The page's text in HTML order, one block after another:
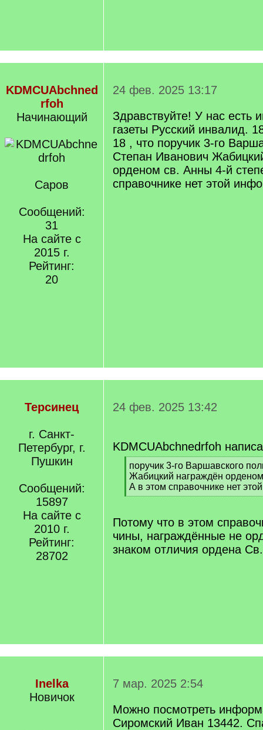
KDMCUAbchned
rfoh
Начинающий
Саров
Сообщений:
31
На сайте с
2015 г.
Рейтинг:
20
24 фев. 2025 13:17
Здравствуйте! У нас есть
газеты Русский инвалид.
18 , что поручик 3-го
Степан Иванович
орденом св. Анны 4-й
справочнике нет этой
Терсинец
г. Санкт-
Петербург, г.
Пушкин
Сообщений:
15897
На сайте с
2010 г.
Рейтинг:
28702
24 фев. 2025 13:42
KDMCUAbchnedrfoh
[
q
]
поручик 3-го Варшавского
Жабицкий награждён
А в этом справочнике нет
[
q
]
Потому что в этом
чины, награждённые не
знаком отличия ордена
Inelka
Новичок
7 мар. 2025 2:54
Можно посмотреть
Сиромский Иван 13442.